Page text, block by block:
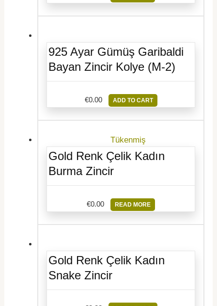
925 Ayar Gümüş Garibaldi
Bayan Zincir Kolye (M-2)
€0.00 ADD TO CART
Tükenmiş
Gold Renk Çelik Kadın
Burma Zincir
€0.00 READ MORE
Gold Renk Çelik Kadın
Snake Zincir